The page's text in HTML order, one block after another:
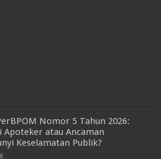
Nomor 5 Tahun 2026:
Apoteker atau Ancaman
Keselamatan Publik?